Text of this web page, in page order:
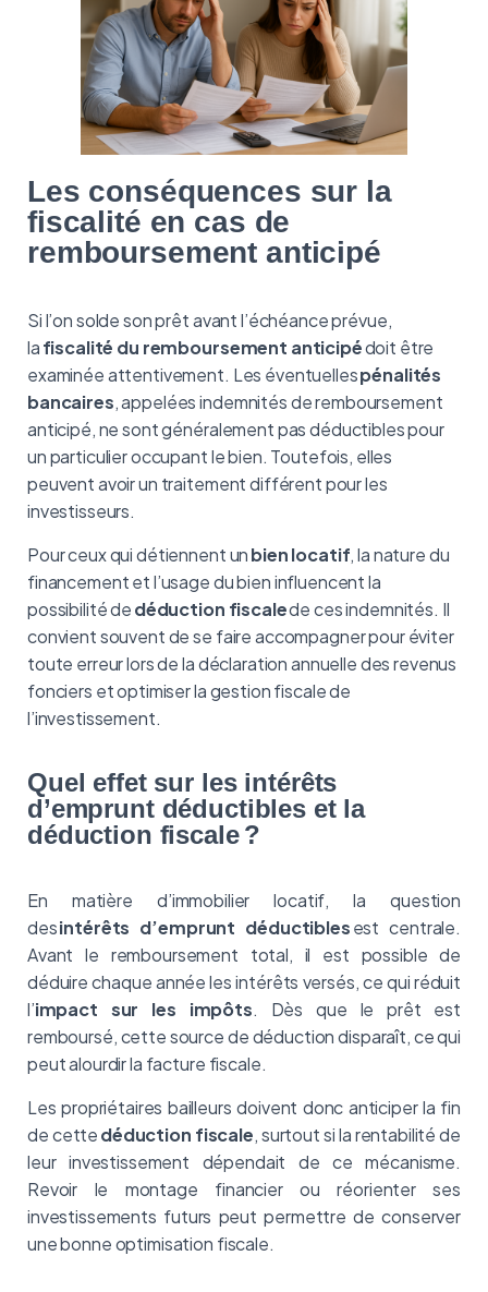
Les conséquences sur la
fiscalité en cas de
remboursement anticipé
Si l’on solde son prêt avant l’échéance prévue,
lafiscalité du remboursement anticipédoit être
examinée attentivement. Les éventuellespénalités
bancaires, appelées indemnités de remboursement
anticipé, ne sont généralement pas déductibles pour
un particulier occupant le bien. Toutefois, elles
peuvent avoir un traitement différent pour les
investisseurs.
Pour ceux qui détiennent unbien locatif, la nature du
financement et l’usage du bien influencent la
possibilité dedéduction fiscalede ces indemnités. Il
convient souvent de se faire accompagner pour éviter
toute erreur lors de la déclaration annuelle des revenus
fonciers et optimiser la gestion fiscale de
l’investissement.
Quel effet sur les intérêts
d’emprunt déductibles et la
déduction fiscale ?
En matière d’immobilier locatif, la question
desintérêts d’emprunt déductiblesest centrale.
Avant le remboursement total, il est possible de
déduire chaque année les intérêts versés, ce qui réduit
l’impact sur les impôts. Dès que le prêt est
remboursé, cette source de déduction disparaît, ce qui
peut alourdir la facture fiscale.
Les propriétaires bailleurs doivent donc anticiper la fin
de cettedéduction fiscale, surtout si la rentabilité de
leur investissement dépendait de ce mécanisme.
Revoir le montage financier ou réorienter ses
investissements futurs peut permettre de conserver
une bonne optimisation fiscale.